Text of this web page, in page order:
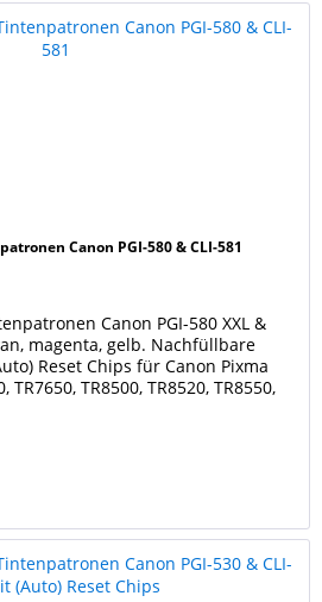
Canon PGI-580 & CLI-581
Canon PGI-580 XXL &
magenta, gelb. Nachfüllbare
Reset Chips für Canon Pixma
TR7650, TR8500, TR8520, TR8550,
TS6240, TS6241, TS6250,